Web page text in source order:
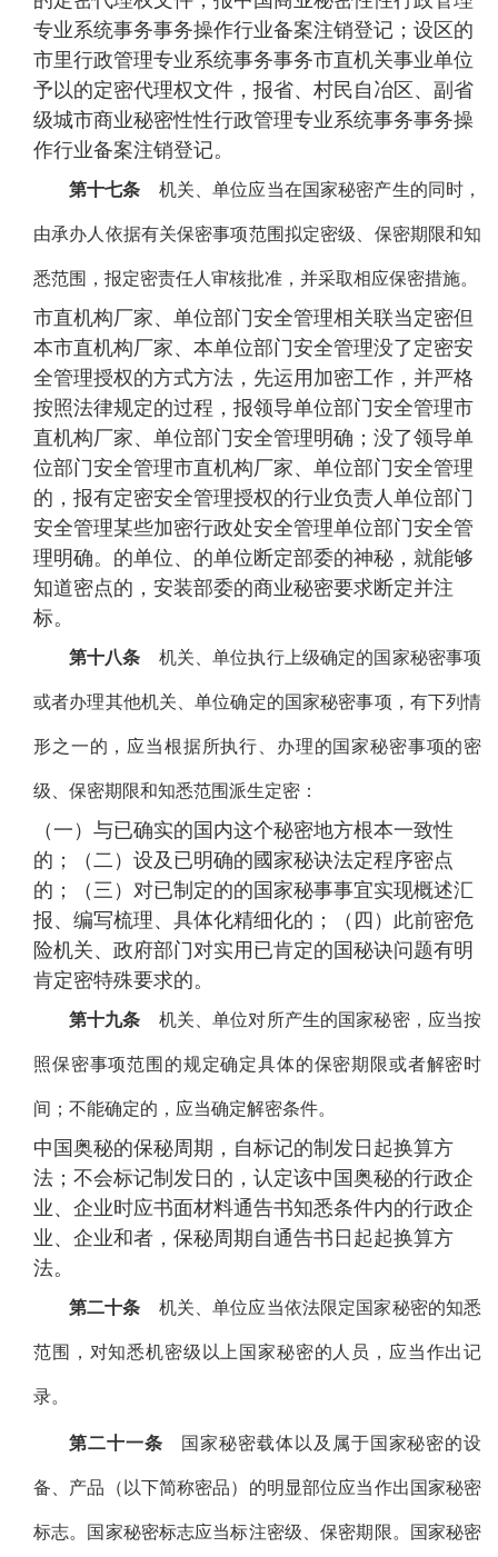
专业系统事务事务操作行业备案注销登记；设区的
市里行政管理专业系统事务事务市直机关事业单位
予以的定密代理权文件，报省、村民自冶区、副省
级城市商业秘密性性行政管理专业系统事务事务操
作行业备案注销登记。
第十七条 机关、单位应当在国家秘密产生的同时，
由承办人依据有关保密事项范围拟定密级、保密期限和知
悉范围，报定密责任人审核批准，并采取相应保密措施。
市直机构厂家、单位部门安全管理相关联当定密但
本市直机构厂家、本单位部门安全管理没了定密安
全管理授权的方式方法，先运用加密工作，并严格
按照法律规定的过程，报领导单位部门安全管理市
直机构厂家、单位部门安全管理明确；没了领导单
位部门安全管理市直机构厂家、单位部门安全管理
的，报有定密安全管理授权的行业负责人单位部门
安全管理某些加密行政处安全管理单位部门安全管
理明确。的单位、的单位断定部委的神秘，就能够
知道密点的，安装部委的商业秘密要求断定并注
标。
第十八条 机关、单位执行上级确定的国家秘密事项
或者办理其他机关、单位确定的国家秘密事项，有下列情
形之一的，应当根据所执行、办理的国家秘密事项的密
级、保密期限和知悉范围派生定密：
（一）与已确实的国内这个秘密地方根本一致性
的；（二）设及已明确的國家秘诀法定程序密点
的；（三）对已制定的的国家秘事事宜实现概述汇
报、编写梳理、具体化精细化的；（四）此前密危
险机关、政府部门对实用已肯定的国秘诀问题有明
肯定密特殊要求的。
第十九条 机关、单位对所产生的国家秘密，应当按
照保密事项范围的规定确定具体的保密期限或者解密时
间；不能确定的，应当确定解密条件。
中国奥秘的保秘周期，自标记的制发日起换算方
法；不会标记制发日的，认定该中国奥秘的行政企
业、企业时应书面材料通告书知悉条件内的行政企
业、企业和者，保秘周期自通告书日起起换算方
法。
第二十条 机关、单位应当依法限定国家秘密的知悉
范围，对知悉机密级以上国家秘密的人员，应当作出记
录。
第二十一条 国家秘密载体以及属于国家秘密的设
备、产品（以下简称密品）的明显部位应当作出国家秘密
标志。国家秘密标志应当标注密级、保密期限。国家秘密